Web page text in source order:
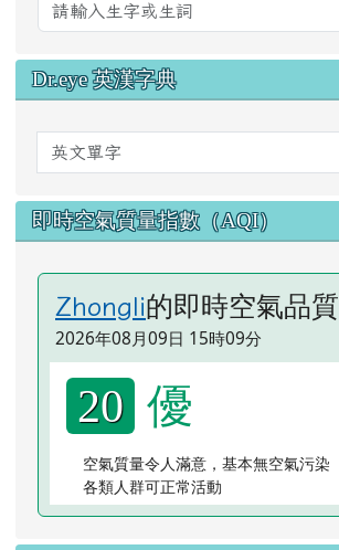
Dr.eye 英漢字典
英文單字
即時空氣質量指數（AQI）
Zhongli的即時空氣品質
2026年08月09日 15時09分
20 優
空氣質量令人滿意，基本無空氣污染
各類人群可正常活動